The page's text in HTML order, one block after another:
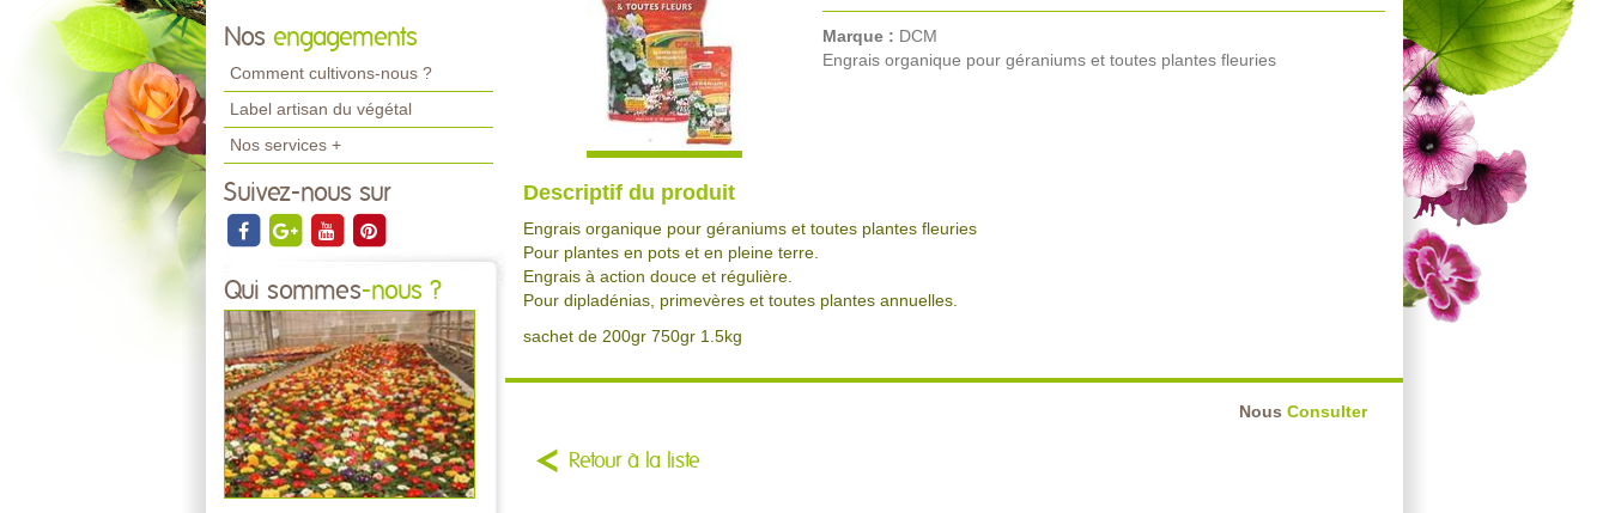
Nos engagements
Comment cultivons-nous ?
Label artisan du végétal
Nos services +
Suivez-nous sur
Qui sommes-nous ?
Marque : DCM
Engrais organique pour géraniums et toutes plantes fleuries
Descriptif du produit
Engrais organique pour géraniums et toutes plantes fleuries
Pour plantes en pots et en pleine terre.
Engrais à action douce et régulière.
Pour dipladénias, primevères et toutes plantes annuelles.
sachet de 200gr 750gr 1.5kg
Nous Consulter
Retour à la liste